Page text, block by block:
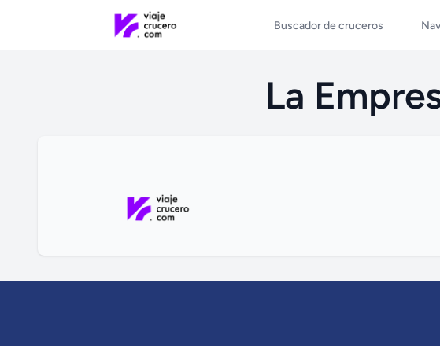
Buscador de cruceros
La